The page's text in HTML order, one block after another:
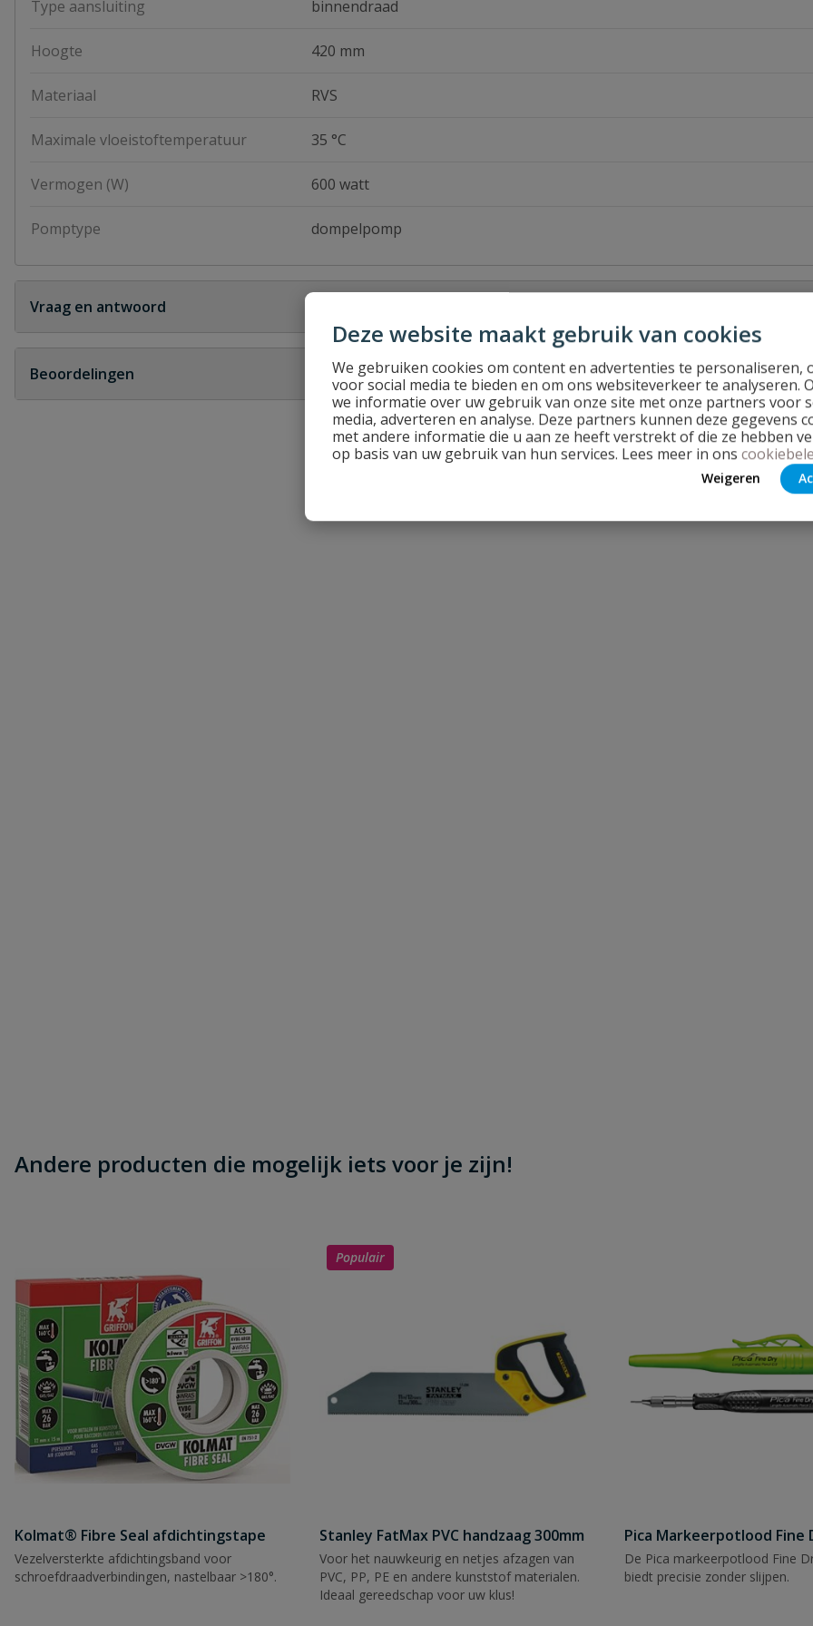
Deze website maakt gebruik van cookies
We gebruiken cookies om content en advertenties te personaliseren,
voor social media te bieden en om ons websiteverkeer te analyseren.
we informatie over uw gebruik van onze site met onze partners voor
media, adverteren en analyse. Deze partners kunnen deze gegevens
met andere informatie die u aan ze heeft verstrekt of die ze hebben
op basis van uw gebruik van hun services. Lees meer in ons
Weigeren
Type aansluiting binnendraad
Hoogte 420 mm
Materiaal RVS
Maximale vloeistoftemperatuur 35 °C
Vermogen (W) 600 watt
Pomptype dompelpomp
Vraag en antwoord
Geen vragen
Heb je zelf ook een vraag over dit product? Stel jouw
Beoordelingen
Andere producten die mogelijk iets voor je zijn!
Kolmat® Fibre Seal afdichtingstape
Vezelversterkte afdichtingsband voor
schroefdraadverbindingen, nastelbaar >180°.
Populair
Stanley FatMax PVC handzaag 300mm
Voor het nauwkeurig en netjes afzagen van
PVC, PP, PE en andere kunststof materialen.
Ideaal gereedschap voor uw klus!
Pica Markeerpotlood Fine
De Pica markeerpotlood Fine
biedt precisie zonder slijpen.